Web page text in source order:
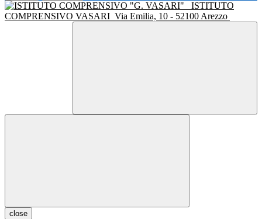
ISTITUTO
COMPRENSIVO VASARI Via Emilia, 10 - 52100 Arezzo
close